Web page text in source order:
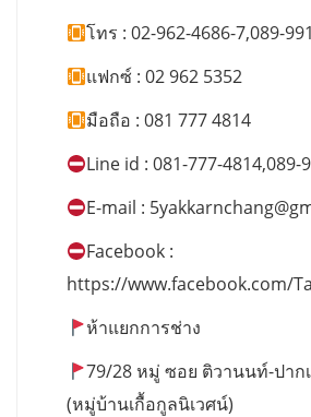
โทร : 02-962-4686-7,089-
แฟกซ์ : 02 962 5352
มือถือ : 081 777 4814
Line id : 081-777-4814,089-
E-mail :
Facebook :
https://www.facebook.com/
ห้าแยกการช่าง
79/28 หมู่ ซอย ติวานนท์-ปาก
(หมู่บ้านเกื้อกูลนิเวศน์)